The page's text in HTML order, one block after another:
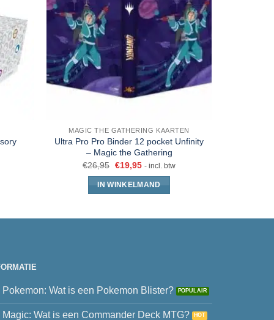
MAGIC THE GATHERING KAARTEN
Ultra Pro Pro Binder 12 pocket Unfinity
– Magic the Gathering
€26,95 €19,95 - incl. btw
IN WINKELMAND
Pokemon: Wat is een Pokemon Blister?
Magic: Wat is een Commander Deck MTG?